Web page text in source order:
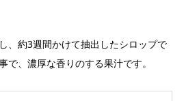
、約3週間かけて抽出したシロップで
で、濃厚な香りのする果汁です。